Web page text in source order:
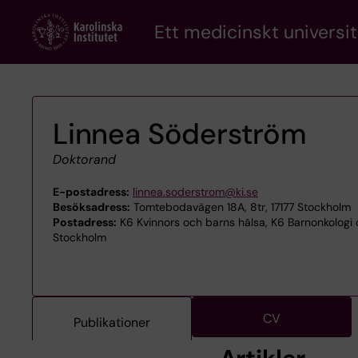
content
Ett medicinskt
Linnea Söderström
Doktorand
E-postadress: linnea.soderstrom@ki.se
Besöksadress: Tomtebodavägen 18A, 8tr, 17177 Stockholm
Postadress: K6 Kvinnors och barns hälsa, K6 Barnonkologi
Stockholm
Publikationer CV